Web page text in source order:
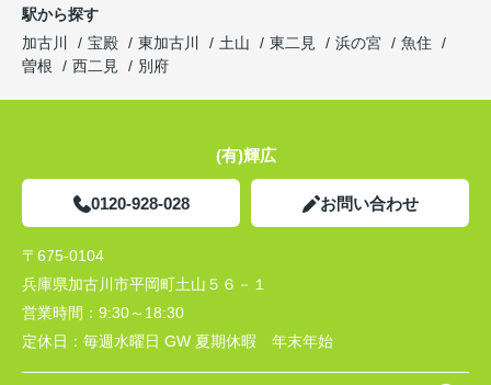
駅から探す
加古川
宝殿 東加古川 土山 東二見 浜の宮
魚住
曽根
西二見 別府
(有)輝広
0120-928-028 お問い合わせ
〒675-0104
兵庫県加古川市平岡町土山５６－１
営業時間： 9:30～18:30
定休日： 毎週水曜日 GW 夏期休暇 年末年始